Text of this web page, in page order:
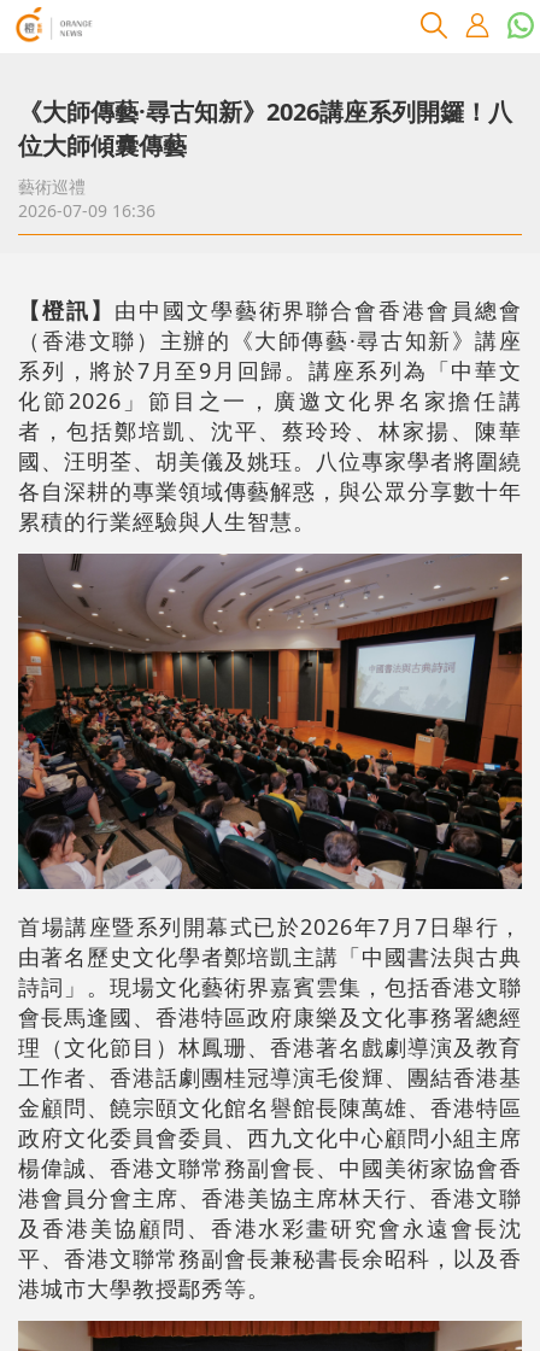
《大師傳藝·尋古知新》2026講座系列開鑼！八
位大師傾囊傳藝
藝術巡禮
2026-07-09 16:36
【橙訊】 由中國文學藝術界聯合會香港會員總會
（香港文聯）主辦的《大師傳藝·尋古知新》講座
系列，將於7月至9月回歸。講座系列為「中華文
化節2026」節目之一，廣邀文化界名家擔任講
者，包括鄭培凱、沈平、蔡玲玲、林家揚、陳華
國、汪明荃、胡美儀及姚珏。八位專家學者將圍繞
各自深耕的專業領域傳藝解惑，與公眾分享數十年
累積的行業經驗與人生智慧。
首場講座暨系列開幕式已於2026年7月7日舉行，
由著名歷史文化學者鄭培凱主講「中國書法與古典
詩詞」。現場文化藝術界嘉賓雲集，包括香港文聯
會長馬逢國、香港特區政府康樂及文化事務署總經
理（文化節目）林鳳珊、香港著名戲劇導演及教育
工作者、香港話劇團桂冠導演毛俊輝、團結香港基
金顧問、饒宗頤文化館名譽館長陳萬雄、香港特區
政府文化委員會委員、西九文化中心顧問小組主席
楊偉誠、香港文聯常務副會長、中國美術家協會香
港會員分會主席、香港美協主席林天行、香港文聯
及香港美協顧問、香港水彩畫研究會永遠會長沈
平、香港文聯常務副會長兼秘書長余昭科，以及香
港城市大學教授鄢秀等。